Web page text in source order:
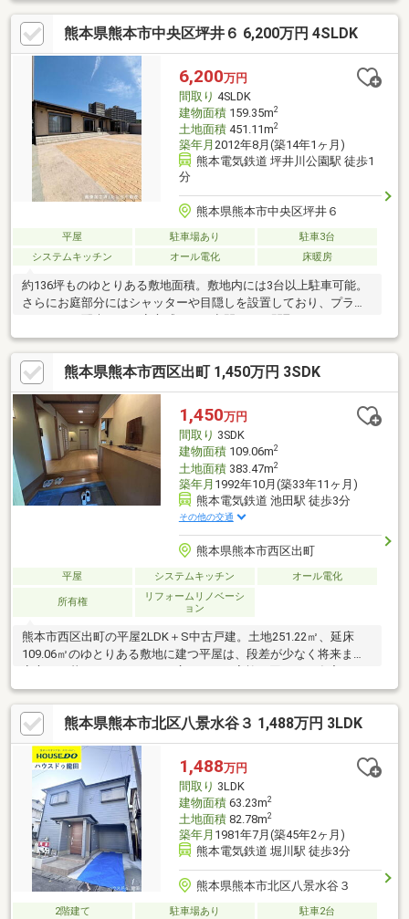
しい外構工事まで、すべて価格に含まれており、初期費用を抑え
て新生活をスタートできます。■子育て世代に特化した間取り・
西合志南小学校へ通いやすい人気エリア・１階ファミリークロー
ゼットで毎日の家事・身支度がスムーズ■次世代基準の住宅性能
太陽光発電（４．０８ｋｗ）搭載のオール電化住宅です。ＺＥ
Ｈ・ＢＥＬＳ適合、長期優良住宅認定、耐震等級３、省令準耐火
熊本県熊本市中央区坪井６ 6,200万円 4SLDK
6,200万円
間取り 4SLDK
建物面積159.35m2
土地面積451.11m2
築年月 2012年8月(築14年1ヶ月)
熊本電気鉄道 坪井川公園駅 徒歩1
分
熊本県熊本市中央区坪井６
平屋 駐車場あり
駐車3台
システムキッチン
オール電化 床暖房
約136坪ものゆとりある敷地面積。敷地内には3台以上駐車可能。
さらにお庭部分にはシャッターや目隠しを設置しており、プライ
3SSLDK。室内設備も充実しており、床暖房をはじめ、備え付け
テレビボード・食器棚・自動昇降式キッチン吊戸棚など、ワンラ
ンク上の設備仕様が暮らしを快適に彩ります。さらにオール電化
仕様のため、光熱費管理もシンプル♪
熊本県熊本市西区出町 1,450万円 3SDK
1,450万円
間取り 3SDK
建物面積109.06m2
土地面積383.47m2
築年月 1992年10月(築33年11ヶ月)
熊本電気鉄道 池田駅 徒歩3分
その他の交通
熊本県熊本市西区出町
平屋 システムキッチン オール電化
所有権
リフォームリノベーシ
ョン
熊本市西区出町の平屋2LDK＋S中古戸建。土地251.22㎡、延床
109.06㎡のゆとりある敷地に建つ平屋は、段差が少なく将来まで
ク、趣味スペースにも快適。サービスルームは収納や書斎など多
目的に利用可能です。池田小学校まで徒歩約6分、京陵中学校まで
徒歩約19分と教育環境も安心。熊本電気鉄道池田駅まで徒歩約3
分と交通アクセスも良く、通勤・通学やお出かけに便利。周辺に
は買い物施設や生活利便施設も揃い、落ち着いた住宅街で快適な
新生活を実現できます。自社HPでは公開以外の物件もご紹介して
おります。TEL:096-206-1230
熊本県熊本市北区八景水谷３ 1,488万円 3LDK
1,488万円
間取り 3LDK
建物面積63.23m2
土地面積82.78m2
築年月 1981年7月(築45年2ヶ月)
熊本電気鉄道 堀川駅 徒歩3分
熊本県熊本市北区八景水谷３
2階建て 駐車場あり
駐車2台